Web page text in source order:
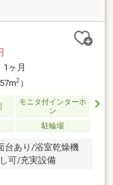
1ヶ月
2）
モニタ付インターホ
ン
駐輪場
台あり/浴室乾燥機
可/充実設備